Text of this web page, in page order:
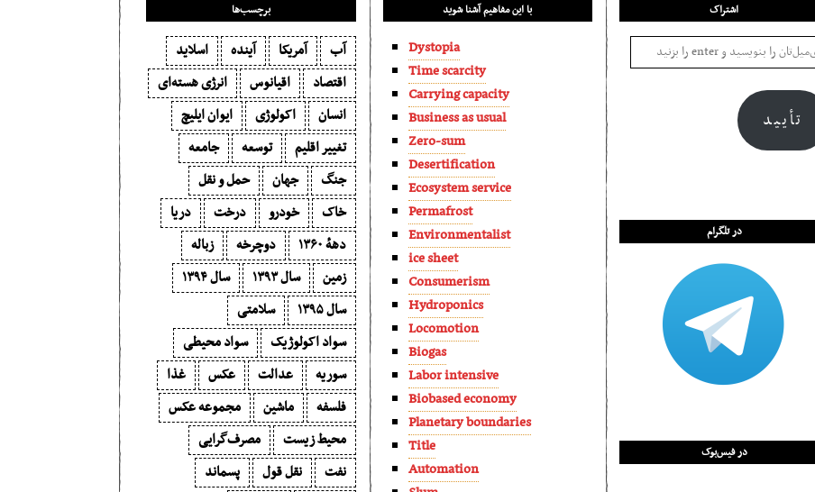
برچسب‌ها
آب آمریکا آینده
اسلاید
اقتصاد
اقیانوس
انرژی هسته‌ای
انسان
اکولوژی
ایوان ایلیچ
تغییر اقلیم
توسعه
جامعه
جنگ
جهان
حمل و نقل
خاک
خودرو درخت
دریا
دههٔ ۱‍۳۶۰
دوچرخه
زباله
زمین
سال ۱۳۹۳
سال ۱۳۹۴
سال ۱۳۹۵
سلامتی
سواد اکولوژیک
سواد محیطی
سوریه
عدالت عکس
غذا
فلسفه
ماشین
مجموعه عکس
محیط زیست
مصرف‌گرایی‬
نفت
نقل قول
پسماند
با این مفاهیم آشنا شوید
Dystopia
Time scarcity
Carrying capacity
Business as usual
Zero-sum
Desertification
Ecosystem service
Permafrost
Environmentalist
ice sheet
Consumerism
Hydroponics
Locomotion
Biogas
Labor intensive
Biobased economy
Planetary boundaries
Title
Automation
اشتراک
تأیید
در تلگرام
در فیس‌بوک